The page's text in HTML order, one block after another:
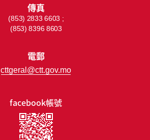
facebook帳號
傳真
(853) 2833 6603 ;
(853) 8396 8603
電郵
cttgeral@ctt.gov.mo